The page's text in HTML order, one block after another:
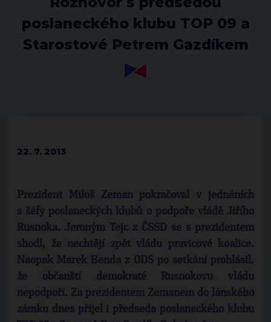
poslaneckého klubu TOP 09 a
Starostové Petrem Gazdíkem
22. 7. 2013
Prezident Miloš Zeman pokračoval v jednáních
s šéfy poslaneckých klubů o podpoře vládě Jiřího
Rusnoka. Jeroným Tejc z ČSSD se s prezidentem
shodl, že nechtějí zpět vládu pravicové koalice.
Naopak Marek Benda z ODS po setkání prohlásil,
že občanští demokraté Rusnokovu vládu
nepodpoří. Za prezidentem Zemanem do lánského
zámku dnes přijel i předseda poslaneckého klubu